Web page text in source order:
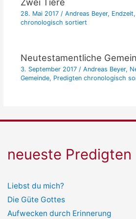
28. Mai 2017 / Andreas Beyer, Endzeit,
chronologisch sortiert
Neutestamentliche
3. September 2017 / Andreas Beyer,
Gemeinde, Predigten chronologisch
neueste Predigten
Liebst du mich?
Die Güte Gottes
Aufwecken durch Erinnerung